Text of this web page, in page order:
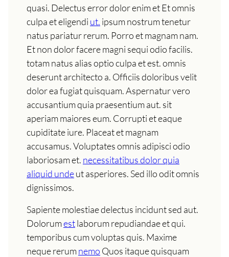
quasi. Delectus error dolor enim et Et omnis
culpa et eligendi ut. ipsum nostrum tenetur
natus pariatur rerum. Porro et magnam nam.
Et non dolor facere magni sequi odio facilis.
totam natus alias optio culpa et est. omnis
deserunt architecto a. Officiis doloribus velit
dolor ea fugiat quisquam. Aspernatur vero
accusantium quia praesentium aut. sit
aperiam maiores eum. Corrupti et eaque
cupiditate iure. Placeat et magnam
accusamus. Voluptates omnis adipisci odio
laboriosam et. necessitatibus dolor quia
aliquid undeut asperiores. Sed illo odit omnis
dignissimos.
Sapiente molestiae delectus incidunt sed aut.
Dolorumestlaborum repudiandae et qui.
temporibus cum voluptas quis. Maxime
neque rerumnemo Quos itaque quisquam